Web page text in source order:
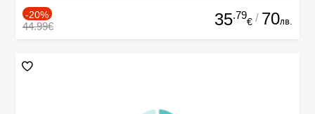
-20%
44.99€ 35.79
€ / 70лв.